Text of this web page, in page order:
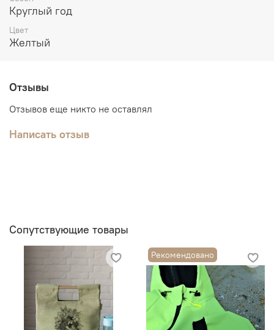
Круглый год
Цвет
Желтый
Отзывы
Отзывов еще никто не оставлял
Написать отзыв
Сопутствующие товары
Рекомендовано